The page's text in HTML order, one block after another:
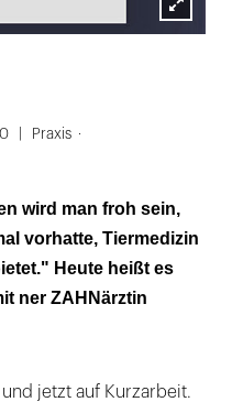
Lightbox
Praxis
wird man froh sein,
vorhatte, Tiermedizin
Heute heißt es
ner ZAHNärztin
jetzt auf Kurzarbeit.